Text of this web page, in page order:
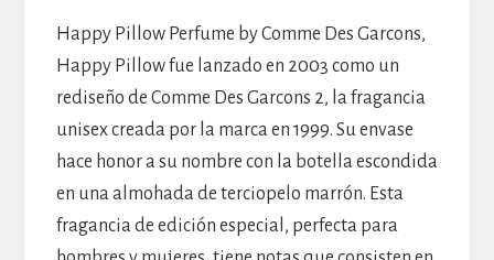
Happy Pillow Perfume by Comme Des Garcons,
Happy Pillow fue lanzado en 2003 como un
rediseño de Comme Des Garcons 2, la fragancia
unisex creada por la marca en 1999. Su envase
hace honor a su nombre con la botella escondida
en una almohada de terciopelo marrón. Esta
fragancia de edición especial, perfecta para